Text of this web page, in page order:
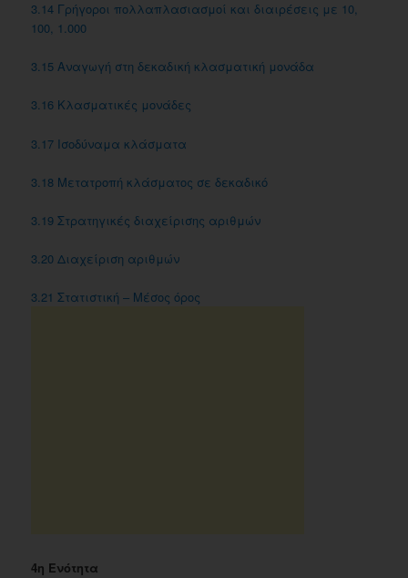
3.14 Γρήγοροι πολλαπλασιασμοί και διαιρέσεις με 10,
100, 1.000
3.15 Αναγωγή στη δεκαδική κλασματική μονάδα
3.16 Κλασματικές μονάδες
3.17 Iσοδύναμα κλάσματα
3.18 Μετατροπή κλάσματος σε δεκαδικό
3.19 Στρατηγικές διαχείρισης αριθμών
3.20 Διαχείριση αριθμών
3.21 Στατιστική – Μέσος όρος
4η Ενότητα